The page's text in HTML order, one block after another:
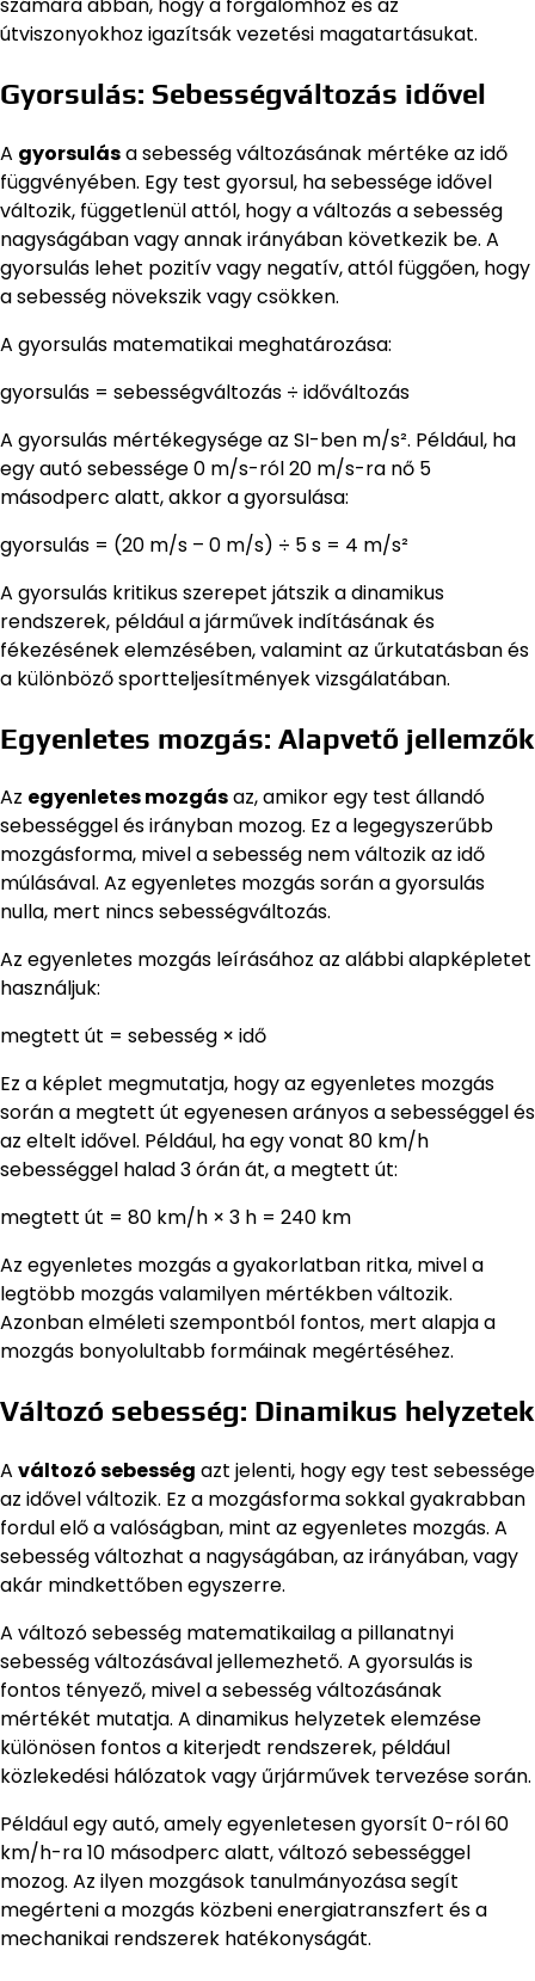
útviszonyokhoz igazítsák vezetési magatartásukat.
Gyorsulás: Sebességváltozás idővel
A gyorsulása sebesség változásának mértéke az idő
függvényében. Egy test gyorsul, ha sebessége idővel
változik, függetlenül attól, hogy a változás a sebesség
nagyságában vagy annak irányában következik be. A
gyorsulás lehet pozitív vagy negatív, attól függően, hogy
a sebesség növekszik vagy csökken.
A gyorsulás matematikai meghatározása:
gyorsulás = sebességváltozás ÷ időváltozás
A gyorsulás mértékegysége az SI-ben m/s². Például, ha
egy autó sebessége 0 m/s-ról 20 m/s-ra nő 5
másodperc alatt, akkor a gyorsulása:
gyorsulás = (20 m/s – 0 m/s) ÷ 5 s = 4 m/s²
A gyorsulás kritikus szerepet játszik a dinamikus
rendszerek, például a járművek indításának és
fékezésének elemzésében, valamint az űrkutatásban és
a különböző sportteljesítmények vizsgálatában.
Egyenletes mozgás: Alapvető jellemzők
Az egyenletes mozgásaz, amikor egy test állandó
sebességgel és irányban mozog. Ez a legegyszerűbb
mozgásforma, mivel a sebesség nem változik az idő
múlásával. Az egyenletes mozgás során a gyorsulás
nulla, mert nincs sebességváltozás.
Az egyenletes mozgás leírásához az alábbi alapképletet
használjuk:
megtett út = sebesség × idő
Ez a képlet megmutatja, hogy az egyenletes mozgás
során a megtett út egyenesen arányos a sebességgel és
az eltelt idővel. Például, ha egy vonat 80 km/h
sebességgel halad 3 órán át, a megtett út:
megtett út = 80 km/h × 3 h = 240 km
Az egyenletes mozgás a gyakorlatban ritka, mivel a
legtöbb mozgás valamilyen mértékben változik.
Azonban elméleti szempontból fontos, mert alapja a
mozgás bonyolultabb formáinak megértéséhez.
Változó sebesség: Dinamikus helyzetek
A változó sebesség azt jelenti, hogy egy test sebessége
az idővel változik. Ez a mozgásforma sokkal gyakrabban
fordul elő a valóságban, mint az egyenletes mozgás. A
sebesség változhat a nagyságában, az irányában, vagy
akár mindkettőben egyszerre.
A változó sebesség matematikailag a pillanatnyi
sebesség változásával jellemezhető. A gyorsulás is
fontos tényező, mivel a sebesség változásának
mértékét mutatja. A dinamikus helyzetek elemzése
különösen fontos a kiterjedt rendszerek, például
közlekedési hálózatok vagy űrjárművek tervezése során.
Például egy autó, amely egyenletesen gyorsít 0-ról 60
km/h-ra 10 másodperc alatt, változó sebességgel
mozog. Az ilyen mozgások tanulmányozása segít
megérteni a mozgás közbeni energiatranszfert és a
mechanikai rendszerek hatékonyságát.